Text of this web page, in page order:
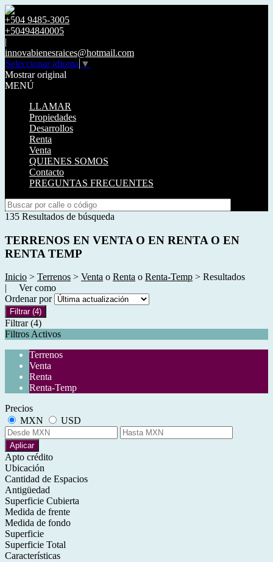
+504 9485-3005
+50494840005
|
innovabienesraices@hotmail.com
Seleccionar idioma ▼
Mostrar original
MENÚ
LLAMAR
Propiedades
Desarrollos
Renta
Venta
QUIENES SOMOS
Contacto
PREGUNTAS FRECUENTES
135 Resultados de búsqueda
TERRENOS EN VENTA O EN RENTA O EN
RENTA TEMP
Inicio > Terrenos > Venta o Renta o Renta-Temp > Resultados
| Ver como
Ordenar por
Filtrar (4)
Filtrar (4)
Filtros Activos
Terrenos
Venta
Renta
Renta-Temp
Precios
MXN
USD
Aplicar
Apto crédito
Ubicación
Cantidad de Espacios
Antigüedad
Superficie Cubierta
Medida de frente
Medida de fondo
Superficie
Superficie Total
Características